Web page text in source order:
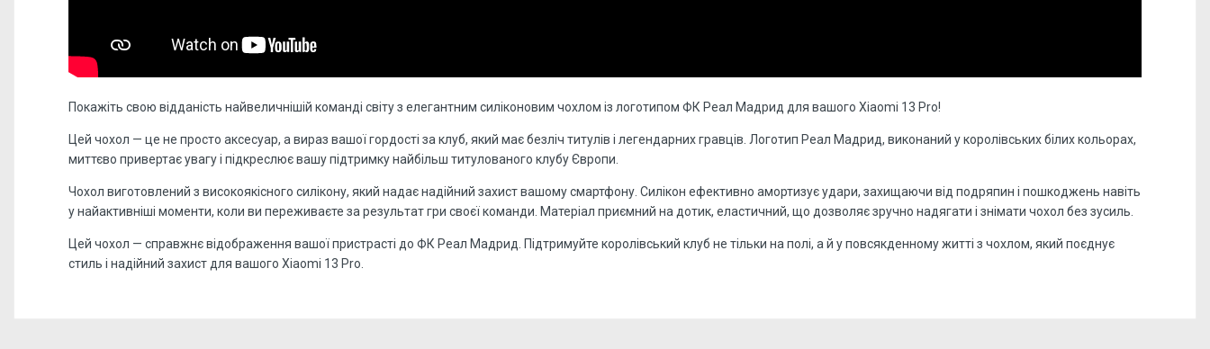
Покажіть свою відданість найвеличнішій команді світу з елегантним силіконовим чохлом із логотипом ФК Реал Мадрид для вашого Xiaomi 13 Pro!
Цей чохол — це не просто аксесуар, а вираз вашої гордості за клуб, який має безліч титулів і легендарних гравців. Логотип Реал Мадрид, виконаний у королівських білих кольорах,
миттєво привертає увагу і підкреслює вашу підтримку найбільш титулованого клубу Європи.
Чохол виготовлений з високоякісного силікону, який надає надійний захист вашому смартфону. Силікон ефективно амортизує удари, захищаючи від подряпин і пошкоджень навіть
у найактивніші моменти, коли ви переживаєте за результат гри своєї команди. Матеріал приємний на дотик, еластичний, що дозволяє зручно надягати і знімати чохол без зусиль.
Цей чохол — справжнє відображення вашої пристрасті до ФК Реал Мадрид. Підтримуйте королівський клуб не тільки на полі, а й у повсякденному житті з чохлом, який поєднує
стиль і надійний захист для вашого Xiaomi 13 Pro.